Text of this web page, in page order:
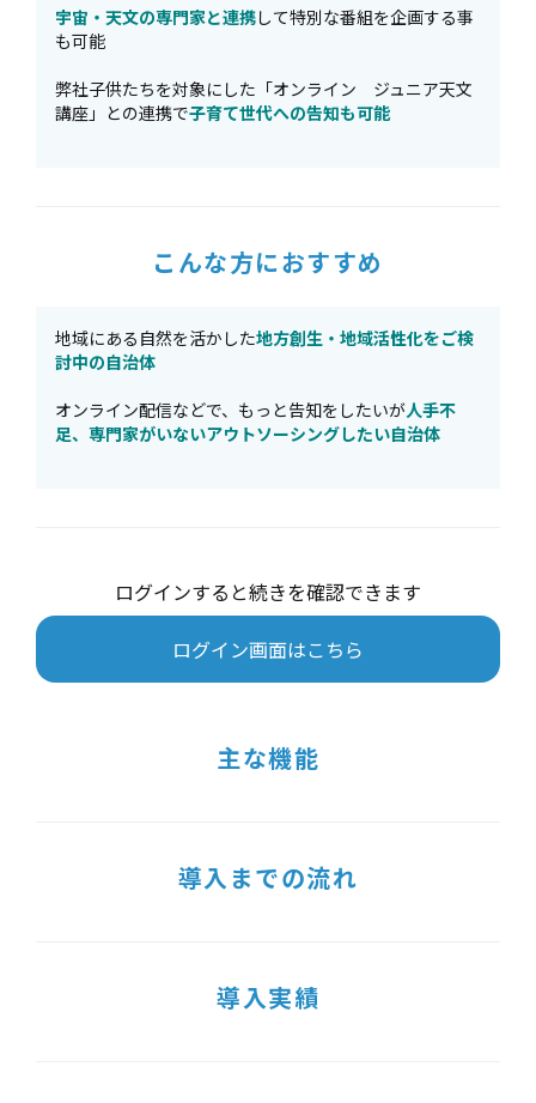
宇宙・天文の専門家と連携して特別な番組を企画する事
も可能
弊社子供たちを対象にした「オンライン ジュニア天文
講座」との連携で子育て世代への告知も可能
こんな方におすすめ
地域にある自然を活かした地方創生・地域活性化をご検
討中の自治体
オンライン配信などで、もっと告知をしたいが人手不
足、専門家がいないアウトソーシングしたい自治体
ログインすると続きを確認できます
ログイン画面はこちら
主な機能
導入までの流れ
導入実績